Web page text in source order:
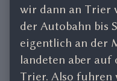
wir dann an Trier
der Autobahn bis
eigentlich an der
landeten aber auf
Trier. Also